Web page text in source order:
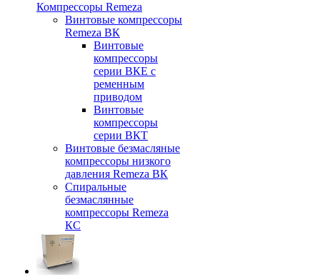
Компрессоры Remeza
Винтовые компрессоры
Remeza ВК
Винтовые
компрессоры
серии ВКЕ с
ременным
приводом
Винтовые
компрессоры
серии ВКТ
Винтовые безмасляные
компрессоры низкого
давления Remeza ВК
Спиральные
безмаслянные
компрессоры Remeza
КС